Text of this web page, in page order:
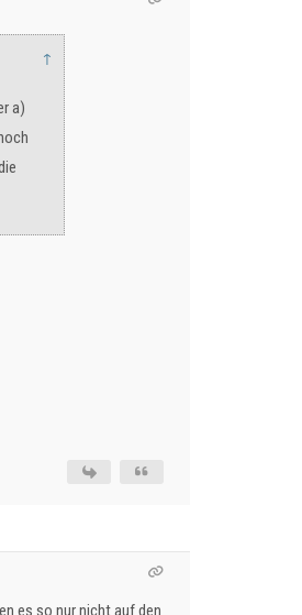
↑
a)
es so nur nicht auf den